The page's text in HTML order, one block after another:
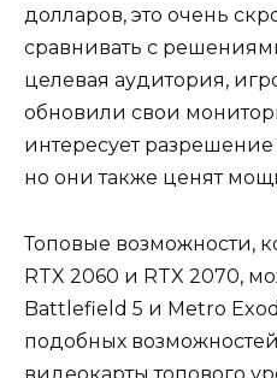
долларов, это очень
сравнивать с
целевая аудитория,
обновили свои
интересует
но они также ценят
Топовые возможности,
RTX 2060 и RTX 2070,
Battlefield 5 и Metro
подобных
видеокарты топового